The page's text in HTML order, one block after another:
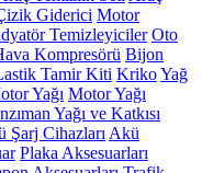
Giderici Motor
Temizleyiciler Oto
Kompresörü Bijon
Tamir Kiti KrikoYağ
Yağı Motor Yağı
Yağı ve Katkısı
Şarj Cihazları Akü
Plaka Aksesuarları